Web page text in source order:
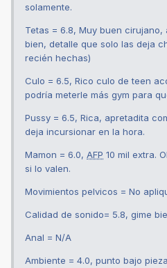
solamente.
Tetas = 6.8, Muy buen
bien, detalle que solo las deja
recién hechas)
Culo = 6.5, Rico culo de teen
podría meterle más gym para
Pussy = 6.5, Rica, apretadita
deja incursionar en la hora.
Mamon = 6.0, AFP 10 mil extra.
si lo valen.
Movimientos pelvicos = No
Calidad de sonido= 5.8, gime
Anal = N/A
Ambiente = 4.0, punto bajo